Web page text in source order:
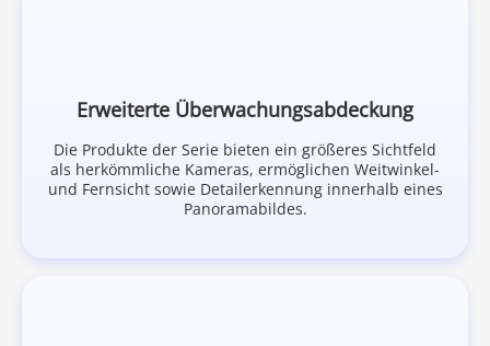
Erweiterte Überwachungsabdeckung
Die Produkte der Serie bieten ein größeres Sichtfeld
als herkömmliche Kameras, ermöglichen Weitwinkel-
und Fernsicht sowie Detailerkennung innerhalb eines
Panoramabildes.